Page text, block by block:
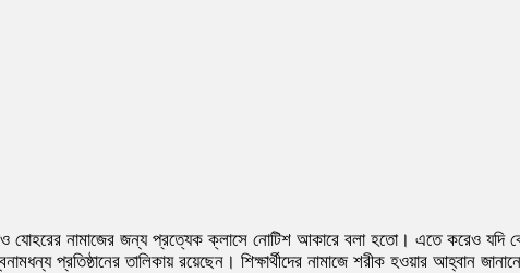
যোহরের নামাজের জন্য প্রত্যেক ক্লাসে নোটিশ আকারে বলা হতো। এতে করেও যদি
প্রতিষ্ঠানের তালিকায় রয়েছেন। শিক্ষার্থীদের নামাজে শরীক হওয়ার আহ্বান